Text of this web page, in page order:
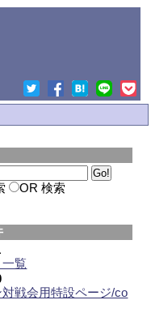
OR 検索
一覧
戦会用特設ページ/co